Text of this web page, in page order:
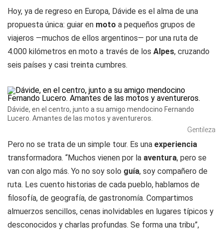
Hoy, ya de regreso en Europa, Dávide es el alma de una
propuesta única: guiar en moto a pequeños grupos de
viajeros —muchos de ellos argentinos— por una ruta de
4.000 kilómetros en moto a través de los Alpes, cruzando
seis países y casi treinta cumbres.
Dávide, en el centro, junto a su amigo mendocino Fernando
Lucero. Amantes de las motos y aventureros.
Gentileza
Pero no se trata de un simple tour. Es una experiencia
transformadora. “Muchos vienen por la aventura, pero se
van con algo más. Yo no soy solo guía, soy compañero de
ruta. Les cuento historias de cada pueblo, hablamos de
filosofía, de geografía, de gastronomía. Compartimos
almuerzos sencillos, cenas inolvidables en lugares típicos y
desconocidos y charlas profundas. Se forma una tribu”,